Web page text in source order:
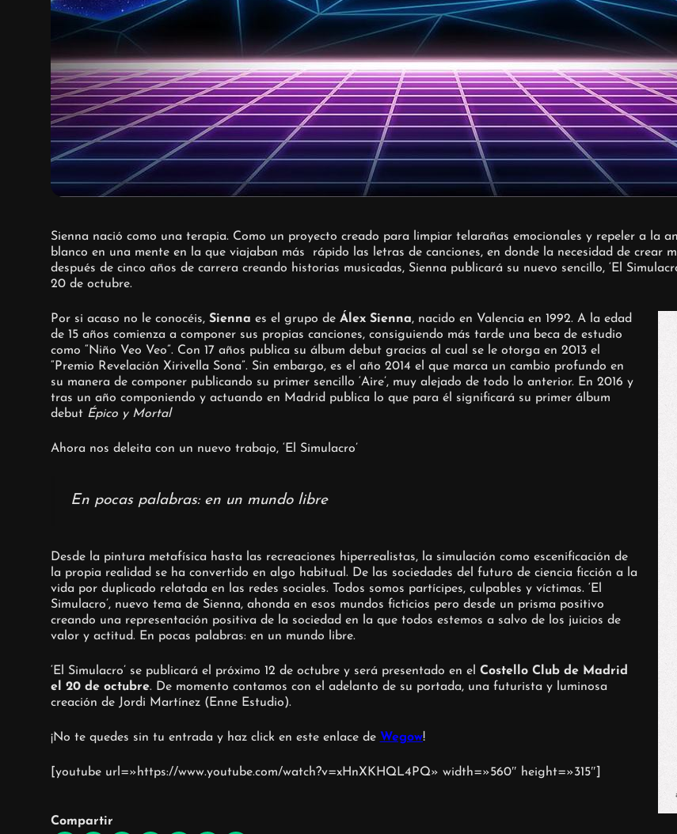
Sienna nació como una terapia. Como un proyecto creado para limpiar telarañas emocionales y repeler a la
blanco en una mente en la que viajaban más rápido las letras de canciones, en donde la necesidad de crear
después de cinco años de carrera creando historias musicadas, Sienna publicará su nuevo sencillo, ‘El
20 de octubre.
Por si acaso no le conocéis, Sienna es el grupo de Álex Sienna, nacido en Valencia en 1992. A la edad
de 15 años comienza a componer sus propias canciones, consiguiendo más tarde una beca de estudio
como “Niño Veo Veo”. Con 17 años publica su álbum debut gracias al cual se le otorga en 2013 el
“Premio Revelación Xirivella Sona”. Sin embargo, es el año 2014 el que marca un cambio profundo en
su manera de componer publicando su primer sencillo ‘Aire’, muy alejado de todo lo anterior. En 2016 y
tras un año componiendo y actuando en Madrid publica lo que para él significará su primer álbum
debut Épico y Mortal
Ahora nos deleita con un nuevo trabajo, ‘El Simulacro’
En pocas palabras: en un mundo libre
Desde la pintura metafísica hasta las recreaciones hiperrealistas, la simulación como escenificación de
la propia realidad se ha convertido en algo habitual. De las sociedades del futuro de ciencia ficción a la
vida por duplicado relatada en las redes sociales. Todos somos partícipes, culpables y víctimas. ‘El
Simulacro’, nuevo tema de Sienna, ahonda en esos mundos ficticios pero desde un prisma positivo
creando una representación positiva de la sociedad en la que todos estemos a salvo de los juicios de
valor y actitud. En pocas palabras: en un mundo libre.
‘El Simulacro’ se publicará el próximo 12 de octubre y será presentado en el Costello Club de Madrid
el 20 de octubre. De momento contamos con el adelanto de su portada, una futurista y luminosa
creación de Jordi Martínez (Enne Estudio).
¡No te quedes sin tu entrada y haz click en este enlace de Wegow!
[youtube url=»https://www.youtube.com/watch?v=xHnXKHQL4PQ» width=»560″ height=»315″]
Compartir